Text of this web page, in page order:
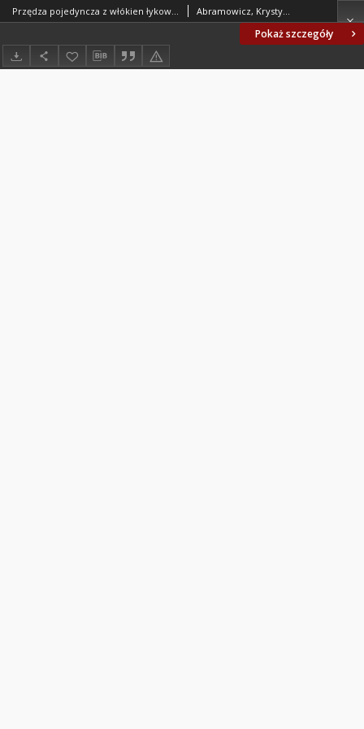
Pokaż szczegóły
Przędza pojedyncza z włókien łykowych - System Tex BN-75/7520-03 Abramowicz, Krystyna; Centralne Laboratorium Przemysłu Lniarskiego, Żyrardów. Oprac.